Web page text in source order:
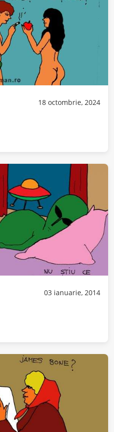
18 octombrie, 2024
03 ianuarie, 2014